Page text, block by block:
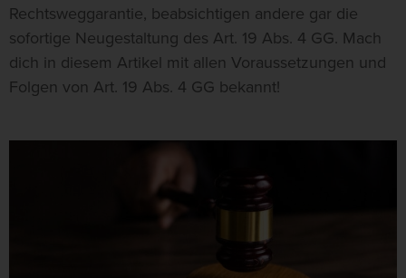
Rechtsweggarantie, beabsichtigen andere gar die
sofortige Neugestaltung des Art. 19 Abs. 4 GG. Mach
dich in diesem Artikel mit allen Voraussetzungen und
Folgen von Art. 19 Abs. 4 GG bekannt!